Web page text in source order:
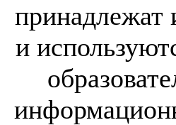
принадлежат
и